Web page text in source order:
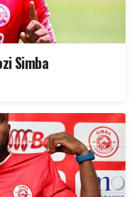
Simba